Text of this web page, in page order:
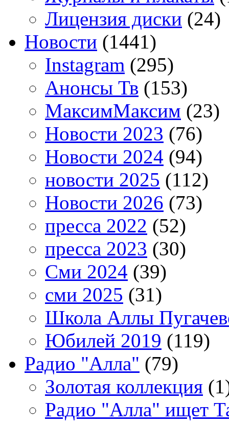
Лицензия диски (24)
Новости (1441)
Instagram (295)
Анонсы Тв (153)
МаксимМаксим (23)
Новости 2023 (76)
Новости 2024 (94)
новости 2025 (112)
Новости 2026 (73)
пресса 2022 (52)
пресса 2023 (30)
Сми 2024 (39)
сми 2025 (31)
Школа Аллы
Юбилей 2019 (119)
Радио "Алла" (79)
Золотая коллекция
Радио "Алла" ищет